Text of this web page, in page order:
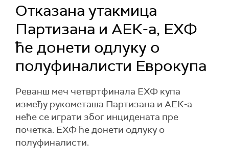
Отказана утакмица
Партизана и АЕК-а, ЕХФ
ће донети одлуку о
полуфиналисти Еврокупа
Реванш меч четвртфинала ЕХФ купа
између рукометаша Партизана и АЕК-а
неће се играти због инцидената пре
почетка. ЕХФ ће донети одлуку о
полуфиналисти.